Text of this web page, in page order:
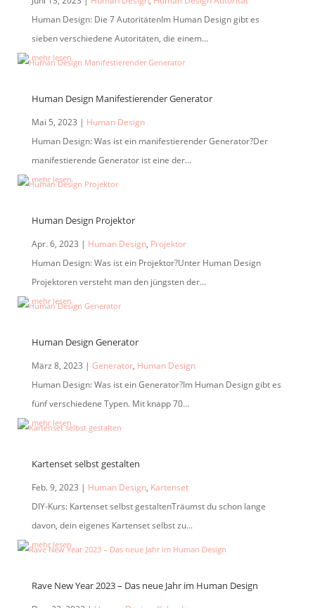
Human Design: Die 7 AutoritätenIm Human Design gibt es
sieben verschiedene Autoritäten, die einem...
mehr lesen
Human Design Manifestierender Generator
Mai 5, 2023 | Human Design
Human Design: Was ist ein manifestierender Generator?Der
manifestierende Generator ist eine der...
mehr lesen
Human Design Projektor
Apr. 6, 2023 | Human Design, Projektor
Human Design: Was ist ein Projektor?Unter Human Design
Projektoren versteht man den jüngsten der...
mehr lesen
Human Design Generator
März 8, 2023 | Generator, Human Design
Human Design: Was ist ein Generator?Im Human Design gibt es
fünf verschiedene Typen. Mit knapp 70...
mehr lesen
Kartenset selbst gestalten
Feb. 9, 2023 | Human Design, Kartenset
DIY-Kurs: Kartenset selbst gestaltenTräumst du schon lange
davon, dein eigenes Kartenset selbst zu...
mehr lesen
Rave New Year 2023 – Das neue Jahr im Human Design